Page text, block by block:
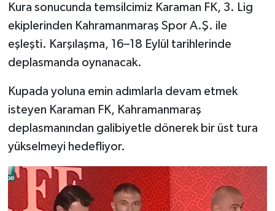
Kura sonucunda temsilcimiz Karaman FK, 3. Lig
ekiplerinden Kahramanmaraş Spor A.Ş. ile
eşleşti. Karşılaşma, 16–18 Eylül tarihlerinde
deplasmanda oynanacak.
Kupada yoluna emin adımlarla devam etmek
isteyen Karaman FK, Kahramanmaraş
deplasmanından galibiyetle dönerek bir üst tura
yükselmeyi hedefliyor.